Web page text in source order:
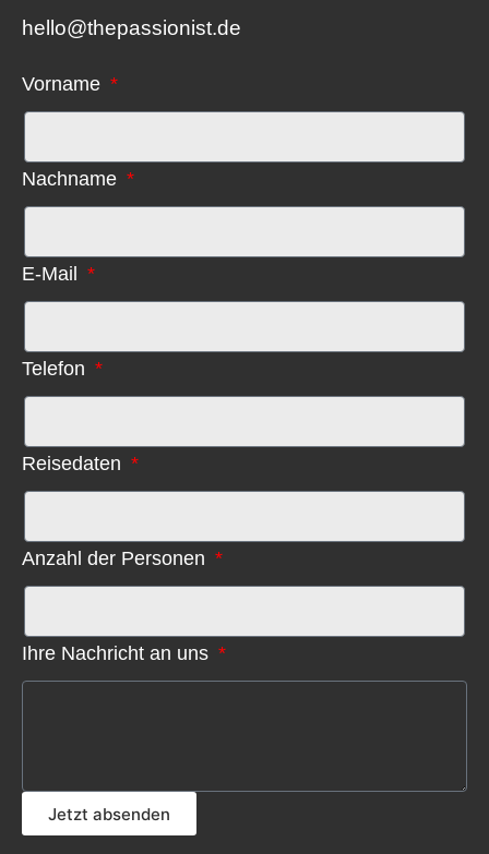
hello@thepassionist.de
Vorname
Nachname
E-Mail
Telefon
Reisedaten
Anzahl der Personen
Ihre Nachricht an uns
Jetzt absenden